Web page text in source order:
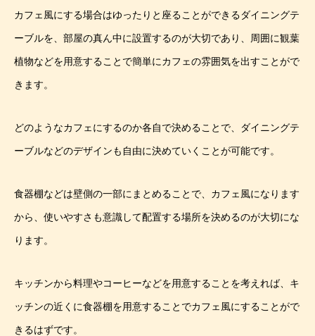
カフェ風にする場合はゆったりと座ることができるダイニングテ
ーブルを、部屋の真ん中に設置するのが大切であり、周囲に観葉
植物などを用意することで簡単にカフェの雰囲気を出すことがで
きます。
どのようなカフェにするのか各自で決めることで、ダイニングテ
ーブルなどのデザインも自由に決めていくことが可能です。
食器棚などは壁側の一部にまとめることで、カフェ風になります
から、使いやすさも意識して配置する場所を決めるのが大切にな
ります。
キッチンから料理やコーヒーなどを用意することを考えれば、キ
ッチンの近くに食器棚を用意することでカフェ風にすることがで
きるはずです。